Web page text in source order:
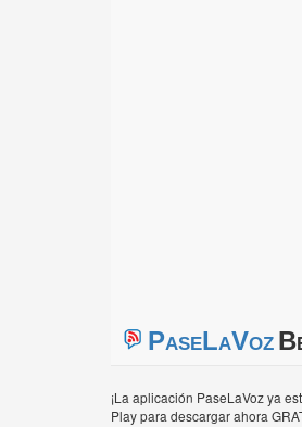
PaseLaVoz
¡La aplicación PaseLaVoz ya
Play para descargar ahora